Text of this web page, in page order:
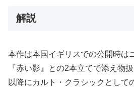
解説
本作は本国イギリスでの公開時は
『赤い影』との2本立てで添え物
以降にカルト・クラシックとして